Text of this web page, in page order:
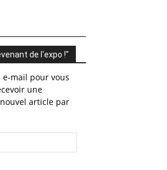
de l'expo !"
e-mail pour vous
une
article par